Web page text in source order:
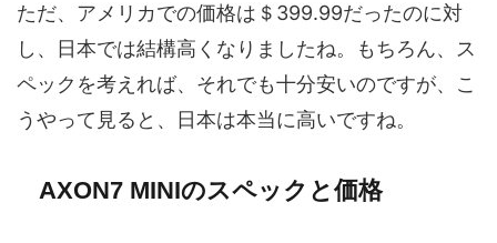
ただ、アメリカでの価格は＄399.99だったのに対
し、日本では結構高くなりましたね。もちろん、ス
ペックを考えれば、それでも十分安いのですが、こ
うやって見ると、日本は本当に高いですね。
AXON7 MINIのスペックと価格